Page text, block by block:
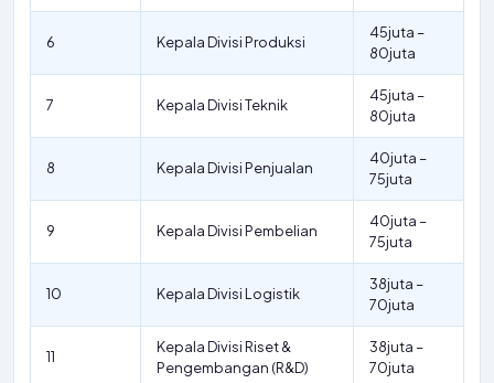
6 Kepala Divisi Produksi
45juta –
80juta
7 Kepala Divisi Teknik
45juta –
80juta
8 Kepala Divisi Penjualan
40juta –
75juta
9 Kepala Divisi Pembelian
40juta –
75juta
10 Kepala Divisi Logistik
38juta –
70juta
11
Kepala Divisi Riset &
Pengembangan (R&D)
38juta –
70juta